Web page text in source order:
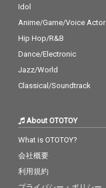
Idol
Anime/Game/Voice Actor
Hip Hop/R&B
Dance/Electronic
Jazz/World
Classical/Soundtrack
About OTOTOY
What is OTOTOY?
会社概要
利用規約